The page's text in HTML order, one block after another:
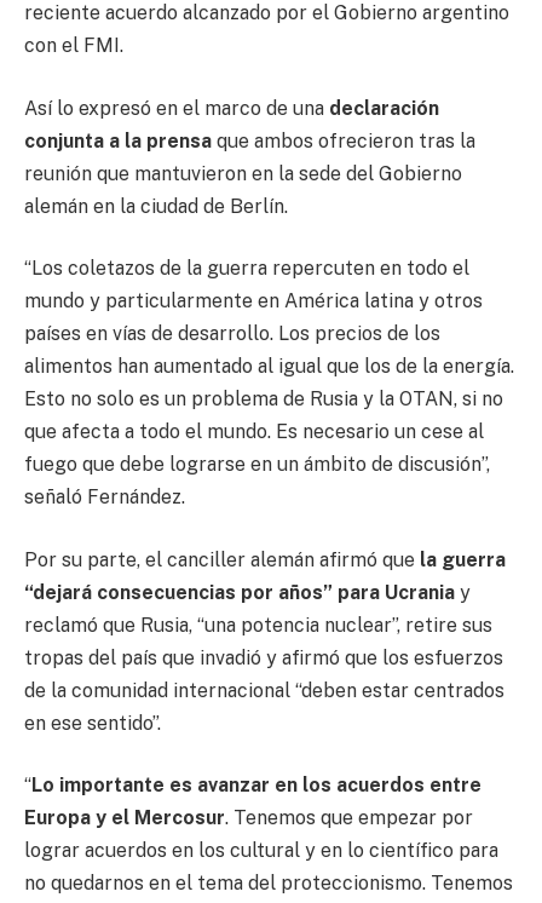
reciente acuerdo alcanzado por el Gobierno argentino
con el FMI.
Así lo expresó en el marco de una declaración
conjunta a la prensa que ambos ofrecieron tras la
reunión que mantuvieron en la sede del Gobierno
alemán en la ciudad de Berlín.
“Los coletazos de la guerra repercuten en todo el
mundo y particularmente en América latina y otros
países en vías de desarrollo. Los precios de los
alimentos han aumentado al igual que los de la energía.
Esto no solo es un problema de Rusia y la OTAN, si no
que afecta a todo el mundo. Es necesario un cese al
fuego que debe lograrse en un ámbito de discusión”,
señaló Fernández.
Por su parte, el canciller alemán afirmó que la guerra
“dejará consecuencias por años” para Ucrania y
reclamó que Rusia, “una potencia nuclear”, retire sus
tropas del país que invadió y afirmó que los esfuerzos
de la comunidad internacional “deben estar centrados
en ese sentido”.
“Lo importante es avanzar en los acuerdos entre
Europa y el Mercosur. Tenemos que empezar por
lograr acuerdos en los cultural y en lo científico para
no quedarnos en el tema del proteccionismo. Tenemos